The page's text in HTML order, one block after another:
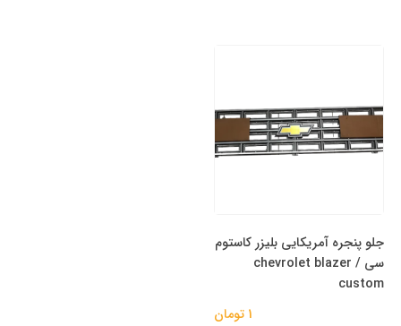
جلو پنجره آمریکایی بلیزر کاستوم
سی / chevrolet blazer
custom
1 تومان